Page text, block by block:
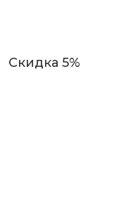
Скидка 5%